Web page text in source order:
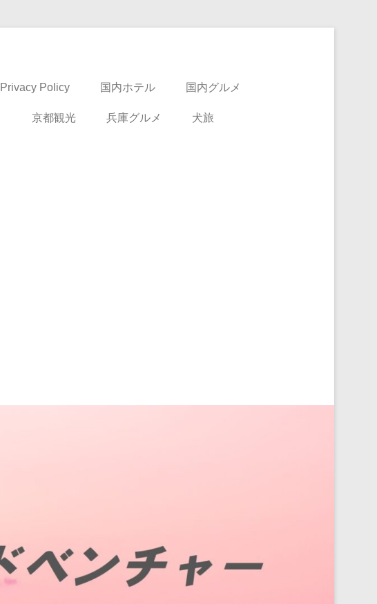
Privacy Policy 国内ホテル 国内グルメ
京都観光 兵庫グルメ 犬旅